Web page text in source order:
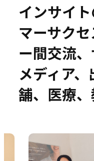
事例
セミナー
お役立ち情報
インサイ
マーサク
ー間交流、
メディア
舗、医療